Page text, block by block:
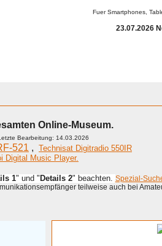
Fuer Smartphones,
23.07.2026
Online-Museum.
Bearbeitung: 14.03.2026
521 , Technisat Digitradio 550IR
Digital Music Player.
1" und " Details 2" beachten. Spezial-
teilweise auch bei